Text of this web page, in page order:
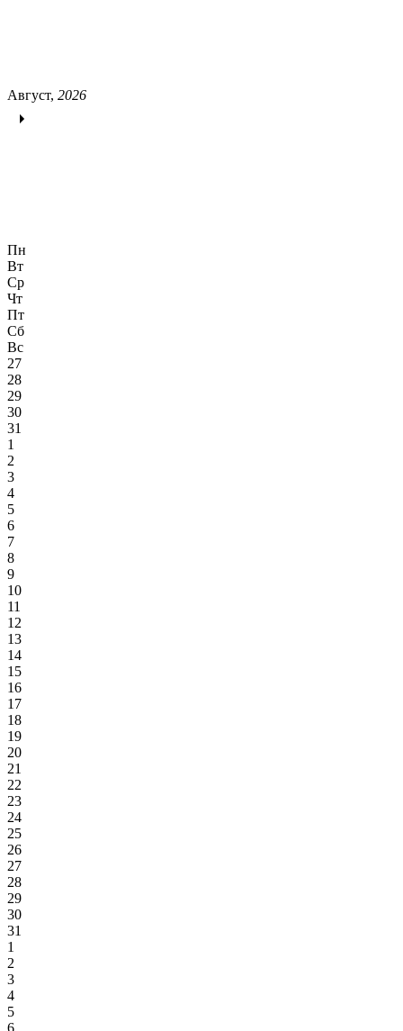
Август, 2026
Пн
Вт
Ср
Чт
Пт
Сб
Вс
27
28
29
30
31
1
2
3
4
5
6
7
8
9
10
11
12
13
14
15
16
17
18
19
20
21
22
23
24
25
26
27
28
29
30
31
1
2
3
4
5
6